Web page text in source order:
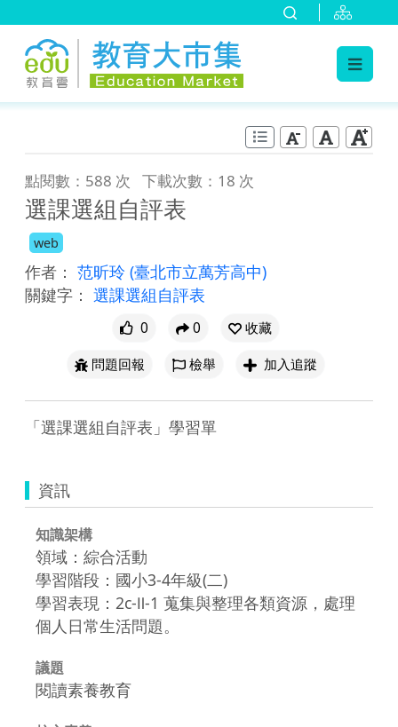
點閱數：588 次 下載次數：18 次
選課選組自評表
web
作者： 范昕玲 (臺北市立萬芳高中)
關鍵字： 選課選組自評表
0 0
收藏
問題回報
檢舉 加入追蹤
「選課選組自評表」學習單
資訊
知識架構
領域：綜合活動
學習階段：國小3-4年級(二)
學習表現：2c-Ⅱ-1 蒐集與整理各類資源，處理
個人日常生活問題。
議題
閱讀素養教育